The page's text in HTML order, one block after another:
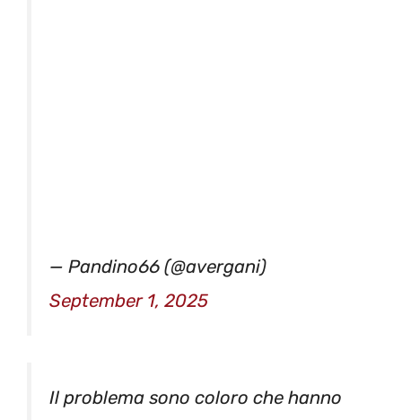
— Pandino66 (@avergani)
September 1, 2025
Il problema sono coloro che hanno